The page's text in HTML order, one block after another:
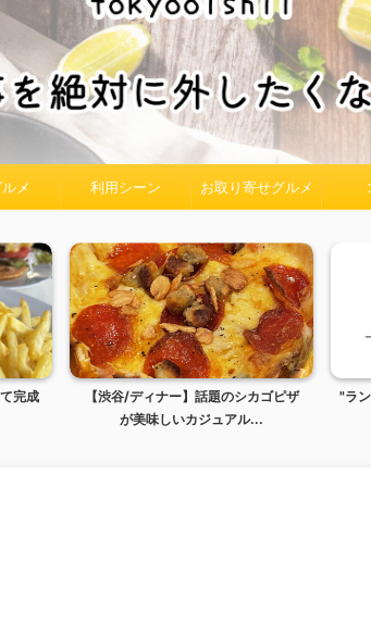
メ 利用シーン お取り寄せグルメ
完成
【渋谷/ディナー】話題のシカゴピザ
が美味しいカジュアル...
"ラ